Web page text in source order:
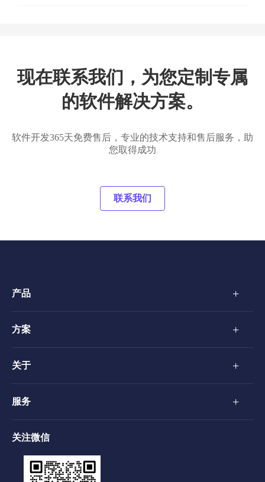
现在联系我们，为您定制专属
的软件解决方案。
软件开发365天免费售后，专业的技术支持和售后服务，助
您取得成功
联系我们
产品 +
方案 +
关于 +
服务 +
关注微信